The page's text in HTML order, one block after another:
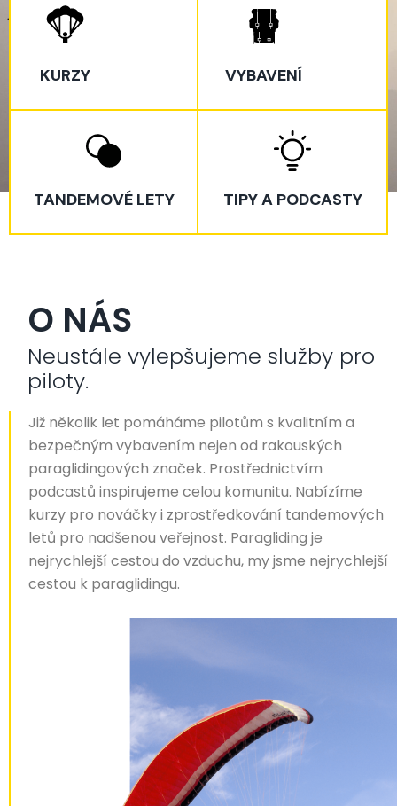
KURZY VYBAVENÍ
TANDEMOVÉ LETY TIPY A PODCASTY
O NÁS
Neustále vylepšujeme služby pro
piloty.
Již několik let pomáháme pilotům s kvalitním a
bezpečným vybavením nejen od rakouských
paraglidingových značek. Prostřednictvím
podcastů inspirujeme celou komunitu. Nabízíme
kurzy pro nováčky i zprostředkování tandemových
letů pro nadšenou veřejnost. Paragliding je
nejrychlejší cestou do vzduchu, my jsme nejrychlejší
cestou k paraglidingu.